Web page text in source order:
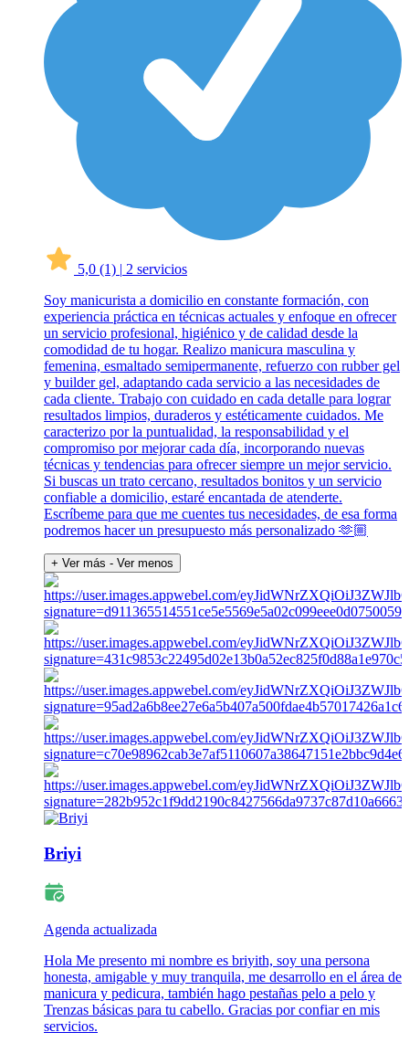
5,0 (1) | 2 servicios
Soy manicurista a domicilio en constante formación, con
experiencia práctica en técnicas actuales y enfoque en ofrecer
un servicio profesional, higiénico y de calidad desde la
comodidad de tu hogar. Realizo manicura masculina y
femenina, esmaltado semipermanente, refuerzo con rubber gel
y builder gel, adaptando cada servicio a las necesidades de
cada cliente. Trabajo con cuidado en cada detalle para lograr
resultados limpios, duraderos y estéticamente cuidados. Me
caracterizo por la puntualidad, la responsabilidad y el
compromiso por mejorar cada día, incorporando nuevas
técnicas y tendencias para ofrecer siempre un mejor servicio.
Si buscas un trato cercano, resultados bonitos y un servicio
confiable a domicilio, estaré encantada de atenderte.
Escríbeme para que me cuentes tus necesidades, de esa forma
podremos hacer un presupuesto más personalizado 🫶🏼
+ Ver más - Ver menos
Briyi
Agenda actualizada
Hola Me presento mi nombre es briyith, soy una persona
honesta, amigable y muy tranquila, me desarrollo en el área de
manicura y pedicura, también hago pestañas pelo a pelo y
Trenzas básicas para tu cabello. Gracias por confiar en mis
servicios.